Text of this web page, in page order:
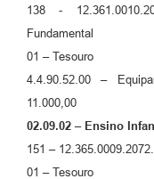
138 -
Fundamental
01 – Tesouro
4.4.90.52.00 –
11.000,00
02.09.02 – Ensino
151 –
01 – Tesouro